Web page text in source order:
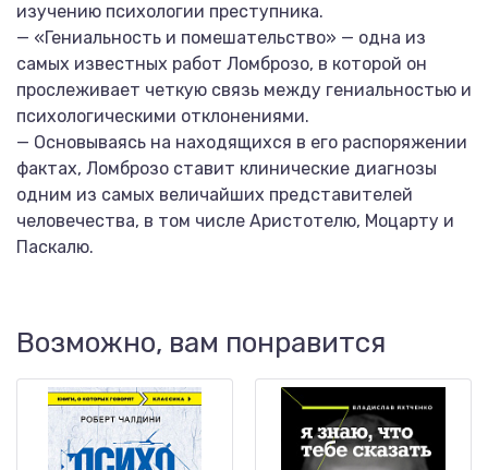
изучению психологии преступника.
— «Гениальность и помешательство» — одна из
самых известных работ Ломброзо, в которой он
прослеживает четкую связь между гениальностью и
психологическими отклонениями.
— Основываясь на находящихся в его распоряжении
фактах, Ломброзо ставит клинические диагнозы
одним из самых величайших представителей
человечества, в том числе Аристотелю, Моцарту и
Паскалю.
Возможно, вам понравится